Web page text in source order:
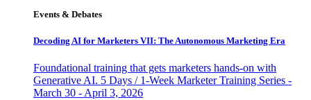
Events & Debates
Decoding AI for Marketers VII: The Autonomous Marketing Era
Foundational training that gets marketers hands-on with
Generative AI. 5 Days / 1-Week Marketer Training Series -
March 30 - April 3, 2026